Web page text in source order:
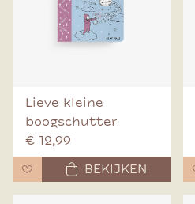
Lieve kleine
boogschutter
€ 12,99
BEKIJKEN